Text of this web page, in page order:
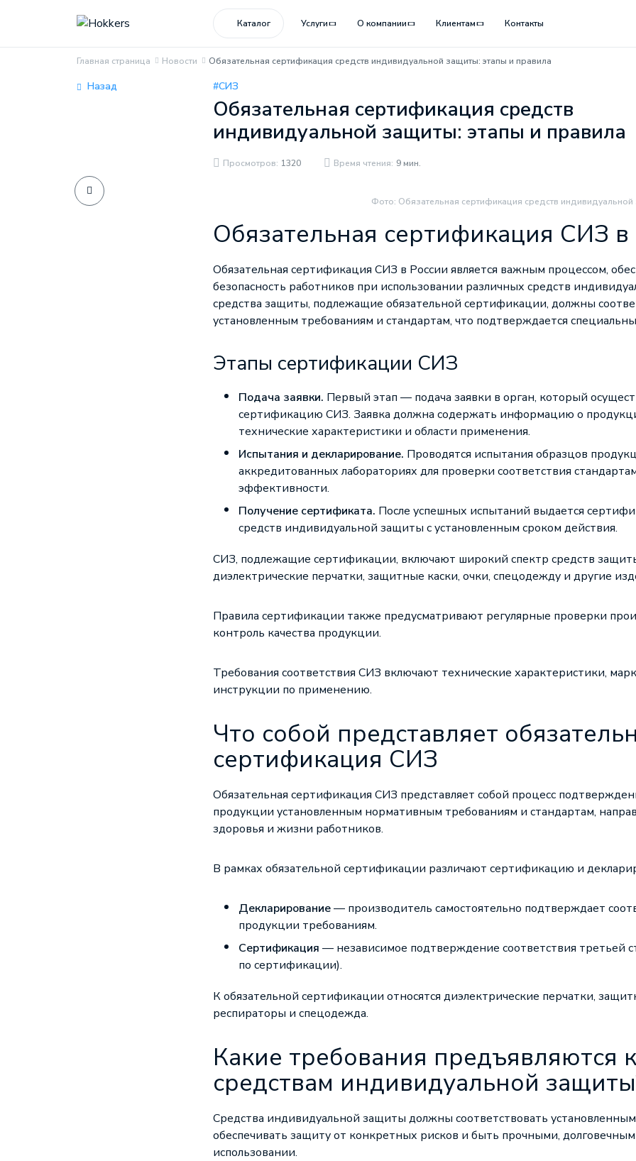
Каталог Услуги О компании Клиентам Контакты
Главная страница Новости Обязательная сертификация средств индивидуальной защиты: этапы и правила
Назад #СИЗ
Обязательная сертификация средств
индивидуальной защиты: этапы и правила
Просмотров: 1320 Время чтения: 9 мин.
Фото: Обязательная сертификация средств
Обязательная сертификация СИЗ в
Обязательная сертификация СИЗ в России является важным процессом,
безопасность работников при использовании различных средств
средства защиты, подлежащие обязательной сертификации, должны
установленным требованиям и стандартам, что подтверждается
Этапы сертификации СИЗ
Подача заявки. Первый этап — подача заявки в орган, который
сертификацию СИЗ. Заявка должна содержать информацию о
технические характеристики и области применения.
Испытания и декларирование. Проводятся испытания образцов
аккредитованных лабораториях для проверки соответствия
эффективности.
Получение сертификата. После успешных испытаний выдается
средств индивидуальной защиты с установленным сроком действия.
СИЗ, подлежащие сертификации, включают широкий спектр средств
диэлектрические перчатки, защитные каски, очки, спецодежду и другие
Правила сертификации также предусматривают регулярные проверки
контроль качества продукции.
Требования соответствия СИЗ включают технические характеристики,
инструкции по применению.
Что собой представляет
сертификация СИЗ
Обязательная сертификация СИЗ представляет собой процесс
продукции установленным нормативным требованиям и стандартам,
здоровья и жизни работников.
В рамках обязательной сертификации различают сертификацию и
Декларирование— производитель самостоятельно подтверждает
продукции требованиям.
Сертификация — независимое подтверждение соответствия третьей
по сертификации).
К обязательной сертификации относятся диэлектрические перчатки,
респираторы и спецодежда.
Какие требования предъявляются к
средствам индивидуальной
Средства индивидуальной защиты должны соответствовать
обеспечивать защиту от конкретных рисков и быть прочными,
использовании.